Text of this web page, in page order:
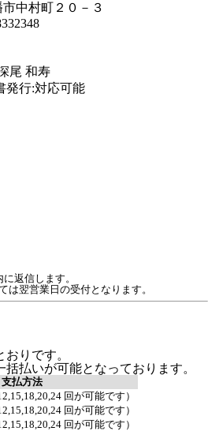
中村町２０－３
尾 和寿
発行:対応可能
返信します。
翌営業日の受付となります。
りです。
払いが可能となっております。
支払方法
回が可能です）
回が可能です）
回が可能です）